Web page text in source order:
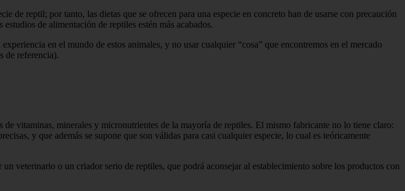
de reptil; por tanto, las dietas que se ofrecen para una especie en concreto han de usarse con precaución
de alimentación de reptiles estén más acabados.
en el mundo de estos animales, y no usar cualquier “cosa” que encontremos en el mercado
de referencia).
vitaminas, minerales y micronutrientes de la mayoría de reptiles. El mismo fabricante no lo tiene claro:
y que además se supone que son válidas para casi cualquier especie, lo cual es teóricamente
veterinario o un criador serio de reptiles, que podrá aconsejar al establecimiento sobre los productos con